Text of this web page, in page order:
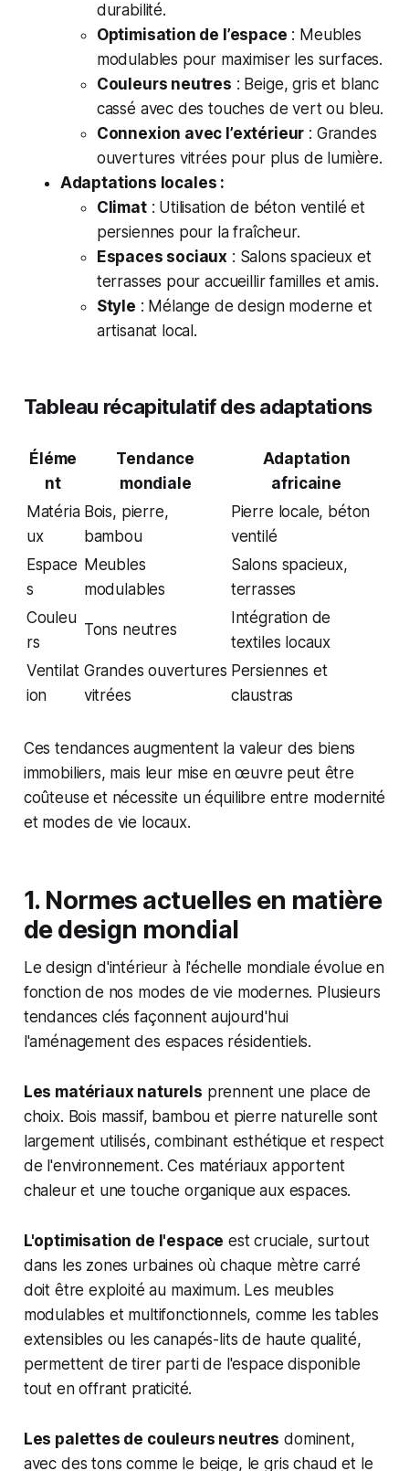
durabilité.
Optimisation de l’espace : Meubles
modulables pour maximiser les surfaces.
Couleurs neutres : Beige, gris et blanc
cassé avec des touches de vert ou bleu.
Connexion avec l’extérieur : Grandes
ouvertures vitrées pour plus de lumière.
Adaptations locales :
Climat: Utilisation de béton ventilé et
persiennes pour la fraîcheur.
Espaces sociaux : Salons spacieux et
terrasses pour accueillir familles et amis.
Style : Mélange de design moderne et
artisanat local.
Tableau récapitulatif des adaptations
Éléme
nt
Tendance
mondiale
Adaptation
africaine
Matéria
ux
Bois, pierre,
bambou
Pierre locale, béton
ventilé
Espace
s
Meubles
modulables
Salons spacieux,
terrasses
Couleu
rs
Tons neutres
Intégration de
textiles locaux
Ventilat
ion
Grandes ouvertures
vitrées
Persiennes et
claustras
Ces tendances augmentent la valeur des biens
immobiliers, mais leur mise en œuvre peut être
coûteuse et nécessite un équilibre entre modernité
et modes de vie locaux.
1. Normes actuelles en matière
de design mondial
Le design d'intérieur à l'échelle mondiale évolue en
fonction de nos modes de vie modernes. Plusieurs
tendances clés façonnent aujourd'hui
l'aménagement des espaces résidentiels.
Les matériaux naturels prennent une place de
choix. Bois massif, bambou et pierre naturelle sont
largement utilisés, combinant esthétique et respect
de l'environnement. Ces matériaux apportent
chaleur et une touche organique aux espaces.
L'optimisation de l'espace est cruciale, surtout
dans les zones urbaines où chaque mètre carré
doit être exploité au maximum. Les meubles
modulables et multifonctionnels, comme les tables
extensibles ou les canapés-lits de haute qualité,
permettent de tirer parti de l'espace disponible
tout en offrant praticité.
Les palettes de couleurs neutres dominent,
avec des tons comme le beige, le gris chaud et le